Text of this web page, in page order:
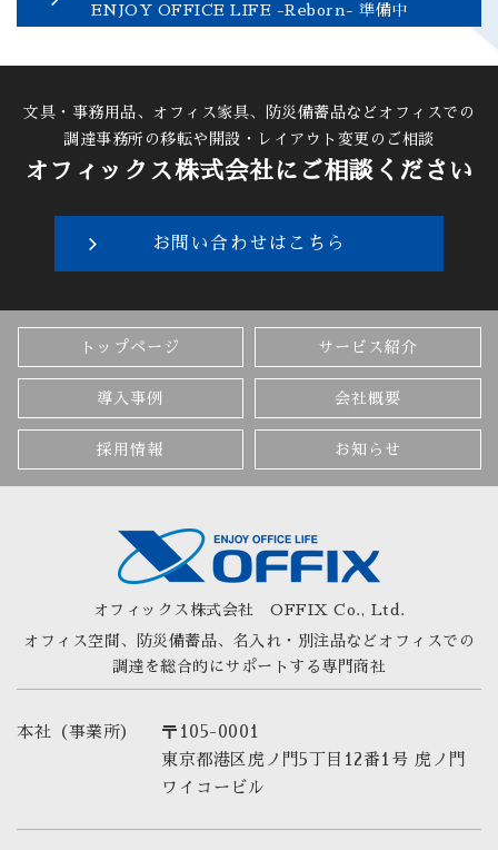
ENJOY OFFICE LIFE -Reborn- 準備中
文具・事務用品、オフィス家具、防災備蓄品などオフィスでの
調達事務所の移転や開設・レイアウト変更のご相談
オフィックス株式会社にご相談ください
お問い合わせはこちら
トップページ サービス紹介
導入事例 会社概要
採用情報 お知らせ
オフィックス株式会社 OFFIX Co., Ltd.
オフィス空間、防災備蓄品、名入れ・別注品など オフィスでの
調達を総合的にサポートする専門商社
本社（事業所）
〒105-0001
東京都港区虎ノ門5丁目12番1号 虎ノ門
ワイコービル